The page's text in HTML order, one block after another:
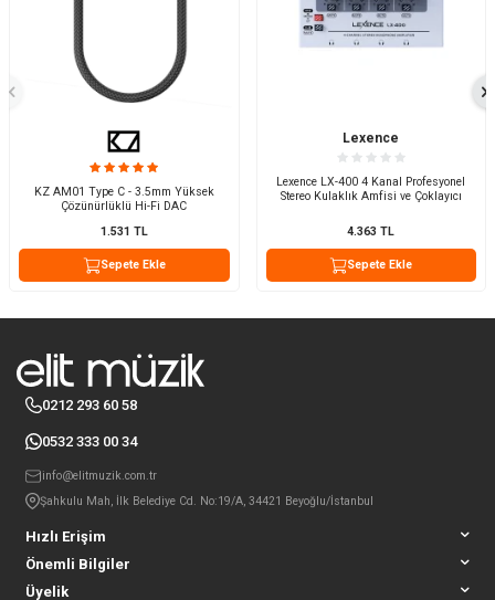
KZ AM01 Type C - 3.5mm Yüksek
Çözünürlüklü Hi-Fi DAC
1.531 TL
Sepete Ekle
Lexence
Lexence LX-400 4 Kanal Profesyonel
Stereo Kulaklık Amfisi ve Çoklayıcı
4.363 TL
Sepete Ekle
Hızlı Erişim
Önemli Bilgiler
Üyelik
0212 293 60 58
0532 333 00 34
info@elitmuzik.com.tr
Şahkulu Mah, İlk Belediye Cd. No:19/A, 34421 Beyoğlu/İstanbul